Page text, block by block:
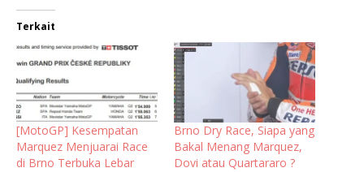
Terkait
[MotoGP] Kesempatan
Marquez Menjuarai Race
di Brno Terbuka Lebar
Brno Dry Race, Siapa yang
Bakal Menang Marquez,
Dovi atau Quartararo ?